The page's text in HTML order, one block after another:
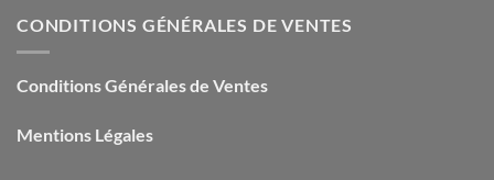
CONDITIONS GÉNÉRALES DE VENTES
Conditions Générales de Ventes
Mentions Légales